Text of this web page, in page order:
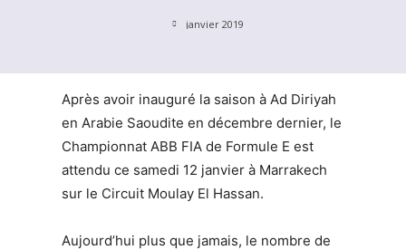
janvier 2019
Après avoir inauguré la saison à Ad Diriyah
en Arabie Saoudite en décembre dernier, le
Championnat ABB FIA de Formule E est
attendu ce samedi 12 janvier à Marrakech
sur le Circuit Moulay El Hassan.
Aujourd’hui plus que jamais, le nombre de